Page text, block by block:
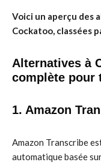
Voici un aperçu des
Cockatoo, classées
Alternatives à
complète pour
1. Amazon
Amazon Transcribe
automatique basée